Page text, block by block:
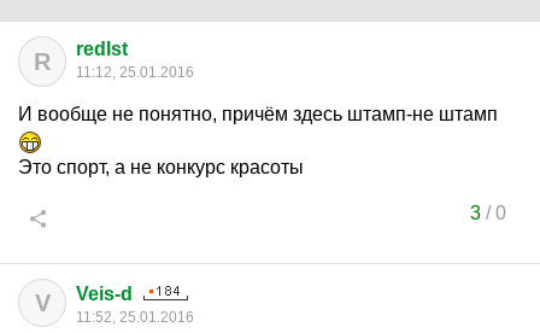
R redIst
11:12, 25.01.2016
И вообще не понятно, причём здесь штамп-не штамп
Это спорт, а не конкурс красоты
3/0
V Veis-d
11:52, 25.01.2016